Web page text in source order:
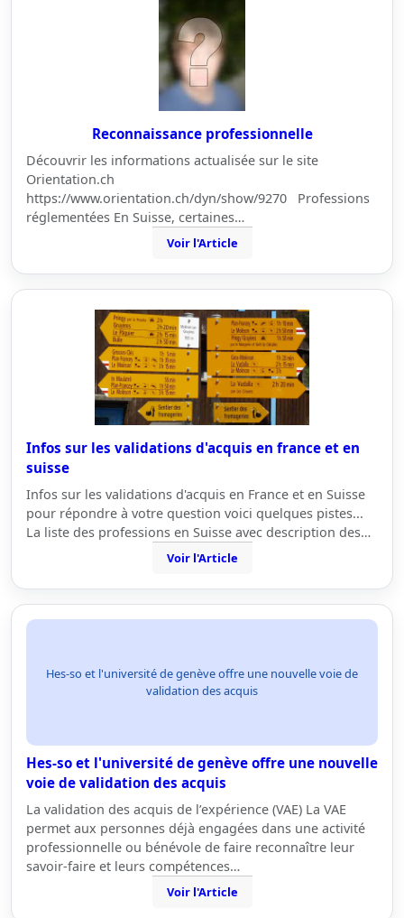
Reconnaissance professionnelle
Découvrir les informations actualisée sur le site
Orientation.ch
https://www.orientation.ch/dyn/show/9270 Professions
réglementées En Suisse, certaines…
Voir l'Article
Infos sur les validations d'acquis en france et en
suisse
Infos sur les validations d'acquis en France et en Suisse
pour répondre à votre question voici quelques pistes...
La liste des professions en Suisse avec description des…
Voir l'Article
Hes-so et l'université de genève offre une nouvelle voie de
validation des acquis
Hes-so et l'université de genève offre une nouvelle
voie de validation des acquis
La validation des acquis de l’expérience (VAE) La VAE
permet aux personnes déjà engagées dans une activité
professionnelle ou bénévole de faire reconnaître leur
savoir-faire et leurs compétences…
Voir l'Article